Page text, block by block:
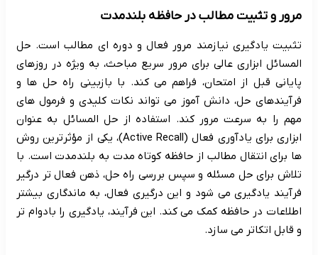
مرور و تثبیت مطالب در حافظه بلندمدت
تثبیت یادگیری نیازمند مرور فعال و دوره ای مطالب است. حل
المسائل ابزاری عالی برای مرور سریع مباحث، به ویژه در روزهای
پایانی قبل از امتحان، فراهم می کند. با بازبینی راه حل ها و
فرآیندهای حل، دانش آموز می تواند نکات کلیدی و فرمول های
مهم را به سرعت مرور کند. استفاده از حل المسائل به عنوان
ابزاری برای یادآوری فعال (Active Recall)، یکی از مؤثرترین روش
ها برای انتقال مطالب از حافظه کوتاه مدت به بلندمدت است. با
تلاش برای حل مسئله و سپس بررسی راه حل، ذهن فعال تر درگیر
فرآیند یادگیری می شود و این درگیری فعال، به ماندگاری بیشتر
اطلاعات در حافظه کمک می کند. این فرآیند، یادگیری را بادوام تر
و قابل اتکاتر می سازد.